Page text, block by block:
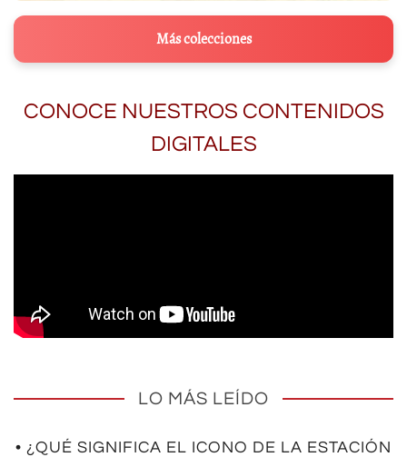
Más colecciones
CONOCE NUESTROS CONTENIDOS
DIGITALES
LO MÁS LEÍDO
• ¿QUÉ SIGNIFICA EL ICONO DE LA ESTACIÓN